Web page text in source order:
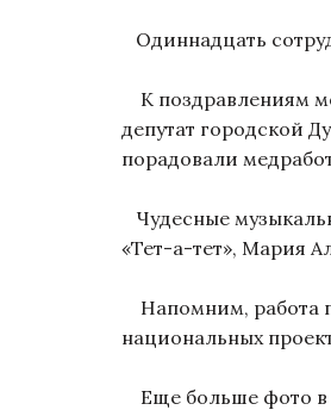
Одиннадцать
К поздравлениям
депутат городской
порадовали
Чудесные
«Тет-а-тет», Мария
Напомним, работа
национальных
Еще больше фото в